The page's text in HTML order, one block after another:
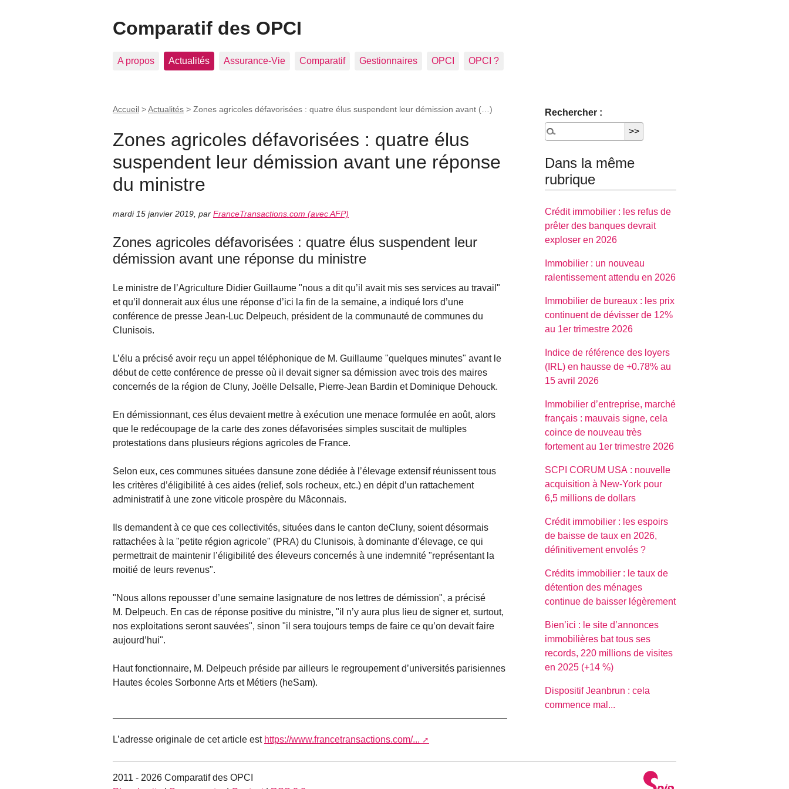
Comparatif des OPCI
A propos Actualités Assurance-Vie Comparatif Gestionnaires OPCI OPCI ?
Accueil >Actualités > Zones agricoles défavorisées : quatre élus suspendent leur démission avant (…)
Zones agricoles défavorisées : quatre élus
suspendent leur démission avant une réponse
du ministre
mardi 15 janvier 2019 par FranceTransactions.com (avec AFP)
Zones agricoles défavorisées : quatre élus suspendent leur
démission avant une réponse du ministre
Le ministre de l’Agriculture Didier Guillaume "nous a dit qu’il avait mis ses services au travail"
et qu’il donnerait aux élus une réponse d’ici la fin de la semaine, a indiqué lors d’une
conférence de presse Jean-Luc Delpeuch, président de la communauté de communes du
Clunisois.
L’élu a précisé avoir reçu un appel téléphonique de M. Guillaume "quelques minutes" avant le
début de cette conférence de presse où il devait signer sa démission avec trois des maires
concernés de la région de Cluny, Joëlle Delsalle, Pierre-Jean Bardin et Dominique Dehouck.
En démissionnant, ces élus devaient mettre à exécution une menace formulée en août, alors
que le redécoupage de la carte des zones défavorisées simples suscitait de multiples
protestations dans plusieurs régions agricoles de France.
Selon eux, ces communes situées dansune zone dédiée à l’élevage extensif réunissent tous
les critères d’éligibilité à ces aides (relief, sols rocheux, etc.) en dépit d’un rattachement
administratif à une zone viticole prospère du Mâconnais.
Ils demandent à ce que ces collectivités, situées dans le canton deCluny, soient désormais
rattachées à la "petite région agricole" (PRA) du Clunisois, à dominante d’élevage, ce qui
permettrait de maintenir l’éligibilité des éleveurs concernés à une indemnité "représentant la
moitié de leurs revenus".
"Nous allons repousser d’une semaine lasignature de nos lettres de démission", a précisé
M. Delpeuch. En cas de réponse positive du ministre, "il n’y aura plus lieu de signer et, surtout,
nos exploitations seront sauvées", sinon "il sera toujours temps de faire ce qu’on devait faire
aujourd’hui".
Haut fonctionnaire, M. Delpeuch préside par ailleurs le regroupement d’universités parisiennes
Hautes écoles Sorbonne Arts et Métiers (heSam).
L’adresse originale de cet article est https://www.francetransactions.com/...
Rechercher :
Dans la même
rubrique
Crédit immobilier : les refus de
prêter des banques devrait
exploser en 2026
Immobilier : un nouveau
ralentissement attendu en 2026
Immobilier de bureaux : les prix
continuent de dévisser de 12%
au 1er trimestre 2026
Indice de référence des loyers
(IRL) en hausse de +0.78% au
15 avril 2026
Immobilier d’entreprise, marché
français : mauvais signe, cela
coince de nouveau très
fortement au 1er trimestre 2026
SCPI CORUM USA : nouvelle
acquisition à New-York pour
6,5 millions de dollars
Crédit immobilier : les espoirs
de baisse de taux en 2026,
définitivement envolés ?
Crédits immobilier : le taux de
détention des ménages
continue de baisser légèrement
Bien’ici : le site d’annonces
immobilières bat tous ses
records, 220 millions de visites
en 2025 (+14 %)
Dispositif Jeanbrun : cela
commence mal...
2011 - 2026 Comparatif des OPCI